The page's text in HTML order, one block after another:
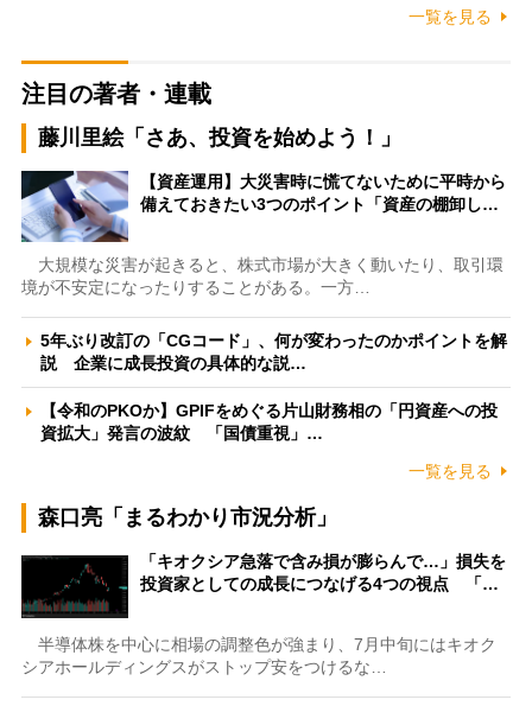
一覧を見る
注目の著者・連載
藤川里絵「さあ、投資を始めよう！」
【資産運用】大災害時に慌てないために平時から
備えておきたい3つのポイント「資産の棚卸し…
大規模な災害が起きると、株式市場が大きく動いたり、取引環
境が不安定になったりすることがある。一方…
5年ぶり改訂の「CGコード」、何が変わったのかポイントを解
説 企業に成長投資の具体的な説…
【令和のPKOか】GPIFをめぐる片山財務相の「円資産への投
資拡大」発言の波紋 「国債重視」…
一覧を見る
森口亮「まるわかり市況分析」
「キオクシア急落で含み損が膨らんで…」損失を
投資家としての成長につなげる4つの視点 「…
半導体株を中心に相場の調整色が強まり、7月中旬にはキオク
シアホールディングスがストップ安をつけるな…